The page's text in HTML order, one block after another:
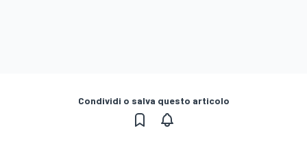
Condividi o salva questo articolo